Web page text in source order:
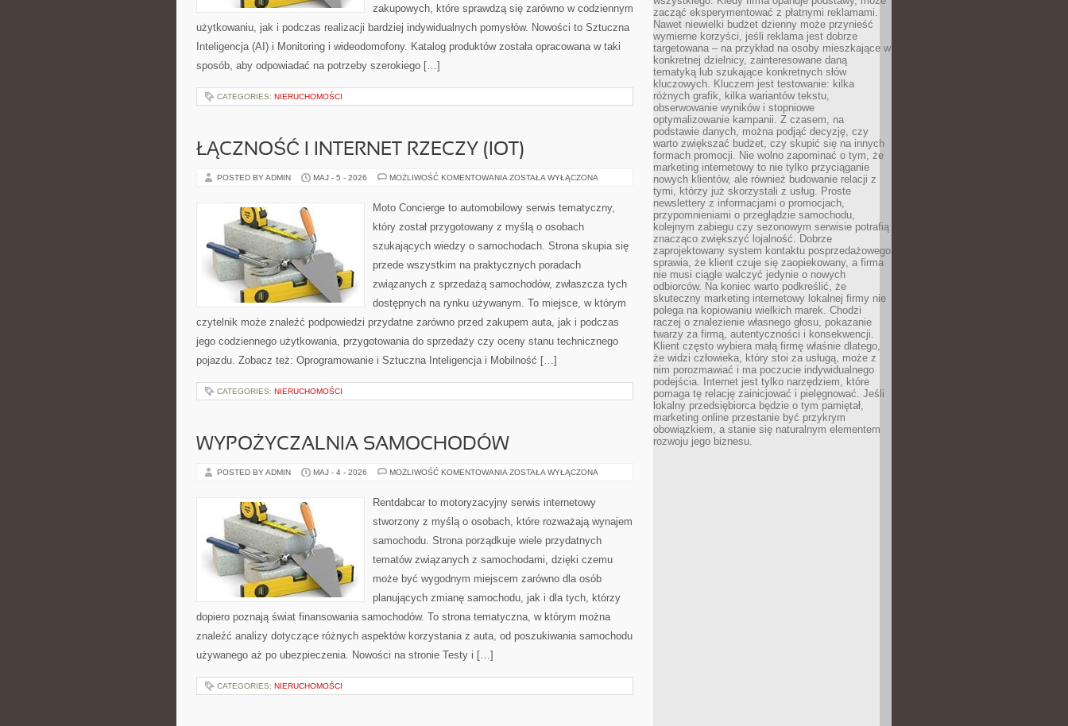
zakupowych, które sprawdzą się zarówno w codziennym
użytkowaniu, jak i podczas realizacji bardziej indywidualnych pomysłów. Nowości to Sztuczna
Inteligencja (AI) i Monitoring i wideodomofony. Katalog produktów została opracowana w taki
sposób, aby odpowiadać na potrzeby szerokiego […]
CATEGORIES: NIERUCHOMOŚCI
ŁĄCZNOŚĆ I INTERNET RZECZY (IOT)
POSTED BY ADMIN MAJ - 5 - 2026 MOŻLIWOŚĆ KOMENTOWANIA ŁĄCZNOŚĆ
(IOT)
ZOSTAŁA WYŁĄCZONA
Moto Concierge to automobilowy serwis tematyczny,
który został przygotowany z myślą o osobach
szukających wiedzy o samochodach. Strona skupia się
przede wszystkim na praktycznych poradach
związanych z sprzedażą samochodów, zwłaszcza tych
dostępnych na rynku używanym. To miejsce, w którym
czytelnik może znaleźć podpowiedzi przydatne zarówno przed zakupem auta, jak i podczas
jego codziennego użytkowania, przygotowania do sprzedaży czy oceny stanu technicznego
pojazdu. Zobacz też: Oprogramowanie i Sztuczna Inteligencja i Mobilność […]
CATEGORIES: NIERUCHOMOŚCI
WYPOŻYCZALNIA SAMOCHODÓW
POSTED BY ADMIN MAJ - 4 - 2026 MOŻLIWOŚĆ KOMENTOWANIA WYPOŻYCZALNIA
ZOSTAŁA WYŁĄCZONA
Rentdabcar to motoryzacyjny serwis internetowy
stworzony z myślą o osobach, które rozważają wynajem
samochodu. Strona porządkuje wiele przydatnych
tematów związanych z samochodami, dzięki czemu
może być wygodnym miejscem zarówno dla osób
planujących zmianę samochodu, jak i dla tych, którzy
dopiero poznają świat finansowania samochodów. To strona tematyczna, w którym można
znaleźć analizy dotyczące różnych aspektów korzystania z auta, od poszukiwania samochodu
używanego aż po ubezpieczenia. Nowości na stronie Testy i […]
CATEGORIES: NIERUCHOMOŚCI
zacząć eksperymentować z płatnymi reklamami.
Nawet niewielki budżet dzienny może przynieść
wymierne korzyści, jeśli reklama jest dobrze
targetowana – na przykład na osoby mieszkające w
konkretnej dzielnicy, zainteresowane daną
tematyką lub szukające konkretnych słów
kluczowych. Kluczem jest testowanie: kilka
różnych grafik, kilka wariantów tekstu,
obserwowanie wyników i stopniowe
optymalizowanie kampanii. Z czasem, na
podstawie danych, można podjąć decyzję, czy
warto zwiększać budżet, czy skupić się na innych
formach promocji. Nie wolno zapominać o tym, że
marketing internetowy to nie tylko przyciąganie
nowych klientów, ale również budowanie relacji z
tymi, którzy już skorzystali z usług. Proste
newslettery z informacjami o promocjach,
przypomnieniami o przeglądzie samochodu,
kolejnym zabiegu czy sezonowym serwisie potrafią
znacząco zwiększyć lojalność. Dobrze
zaprojektowany system kontaktu posprzedażowego
sprawia, że klient czuje się zaopiekowany, a firma
nie musi ciągle walczyć jedynie o nowych
odbiorców. Na koniec warto podkreślić, że
skuteczny marketing internetowy lokalnej firmy nie
polega na kopiowaniu wielkich marek. Chodzi
raczej o znalezienie własnego głosu, pokazanie
twarzy za firmą, autentyczności i konsekwencji.
Klient często wybiera małą firmę właśnie dlatego,
że widzi człowieka, który stoi za usługą, może z
nim porozmawiać i ma poczucie indywidualnego
podejścia. Internet jest tylko narzędziem, które
pomaga tę relację zainicjować i pielęgnować. Jeśli
lokalny przedsiębiorca będzie o tym pamiętał,
marketing online przestanie być przykrym
obowiązkiem, a stanie się naturalnym elementem
rozwoju jego biznesu.